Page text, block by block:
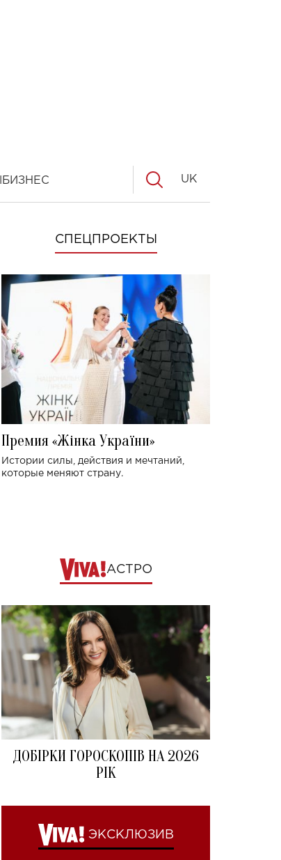
БИЗНЕС UK
СПЕЦПРОЕКТЫ
Премия «Жінка України»
Истории силы, действия и мечтаний,
которые меняют страну.
АСТРО
ДОБІРКИ ГОРОСКОПІВ НА 2026
РІК
ЭКСКЛЮЗИВ